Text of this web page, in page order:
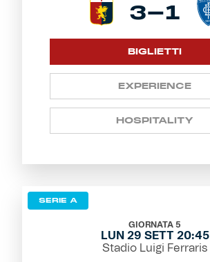
3-1
BIGLIETTI
EXPERIENCE
HOSPITALITY
SERIE A
GIORNATA 5
LUN 29 SETT 20:45
Stadio Luigi Ferraris